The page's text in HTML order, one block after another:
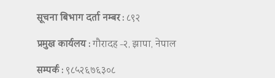
सूचना बिभाग दर्ता नम्बर : ८९२
प्रमुख कार्यलय :गौरादह -२, झापा, नेपाल
सम्पर्क : ९८५२६७६३०८